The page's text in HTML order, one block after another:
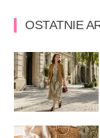
OSTATNIE